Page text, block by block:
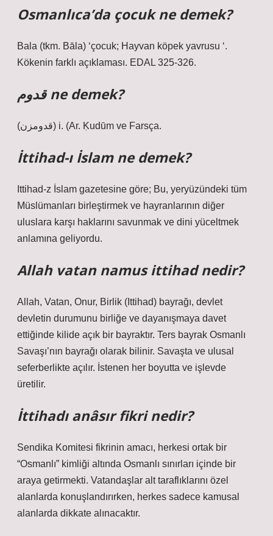
Osmanlıca’da çocuk ne demek?
Bala (tkm. Bāla) ‘çocuk; Hayvan köpek yavrusu ‘.
Kökenin farklı açıklaması. EDAL 325-326.
قدوم ne demek?
(ﻗﺪﻭﻣﺰﻥ) i. (Ar. Ḳudūm ve Farsça.
İttihad-ı İslam ne demek?
Ittihad-z İslam gazetesine göre; Bu, yeryüzündeki tüm
Müslümanları birleştirmek ve hayranlarının diğer
uluslara karşı haklarını savunmak ve dini yüceltmek
anlamına geliyordu.
Allah vatan namus ittihad nedir?
Allah, Vatan, Onur, Birlik (Ittihad) bayrağı, devlet
devletin durumunu birliğe ve dayanışmaya davet
ettiğinde kilide açık bir bayraktır. Ters bayrak Osmanlı
Savaşı’nın bayrağı olarak bilinir. Savaşta ve ulusal
seferberlikte açılır. İstenen her boyutta ve işlevde
üretilir.
İttihadı anâsır fikri nedir?
Sendika Komitesi fikrinin amacı, herkesi ortak bir
“Osmanlı” kimliği altında Osmanlı sınırları içinde bir
araya getirmekti. Vatandaşlar alt taraflıklarını özel
alanlarda konuşlandırırken, herkes sadece kamusal
alanlarda dikkate alınacaktır.